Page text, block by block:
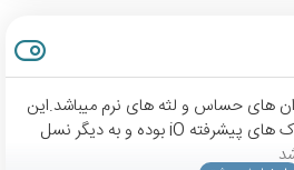
های حساس و لثه های نرم میباشد.این
مدل سَری فقط مناسب مسواک های پیشرفته iO بوده و به دیگر نسل